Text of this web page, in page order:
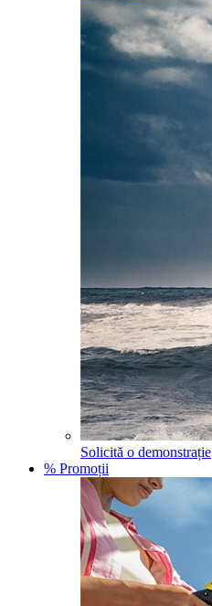
Solicită o demonstrație
% Promoții